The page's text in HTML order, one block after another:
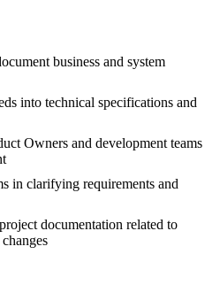
business and system
into technical specifications and
Owners and development teams
in clarifying requirements and
documentation related to